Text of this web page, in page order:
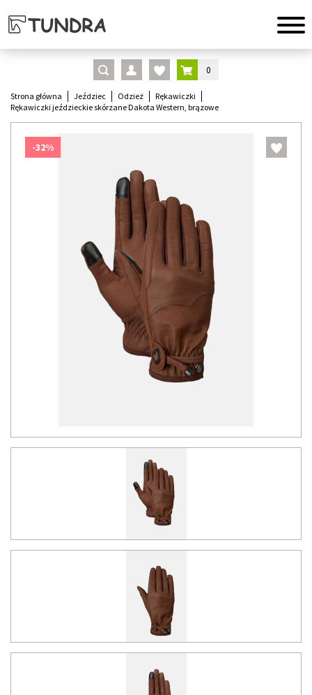
0
Strona główna Jeździec Odzież
Rękawiczki
Rękawiczki jeździeckie skórzane Dakota Western, brązowe
-32%